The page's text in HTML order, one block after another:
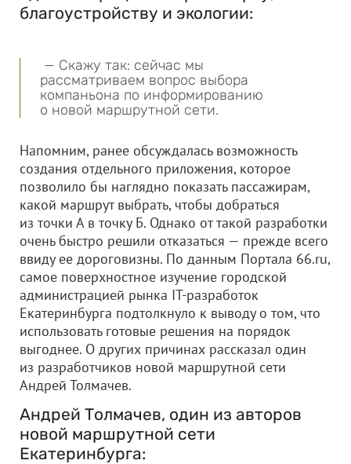
благоустройству и экологии:
— Скажу так: сейчас мы
рассматриваем вопрос выбора
компаньона по информированию
о новой маршрутной сети.
Напомним, ранее обсуждалась возможность
создания отдельного приложения, которое
позволило бы наглядно показать пассажирам,
какой маршрут выбрать, чтобы добраться
из точки А в точку Б. Однако от такой разработки
очень быстро решили отказаться — прежде всего
ввиду ее дороговизны. По данным Портала 66.ru,
самое поверхностное изучение городской
администрацией рынка IT-разработок
Екатеринбурга подтолкнуло к выводу о том, что
использовать готовые решения на порядок
выгоднее. О других причинах рассказал один
из разработчиков новой маршрутной сети
Андрей Толмачев.
Андрей Толмачев, один из авторов
новой маршрутной сети
Екатеринбурга: